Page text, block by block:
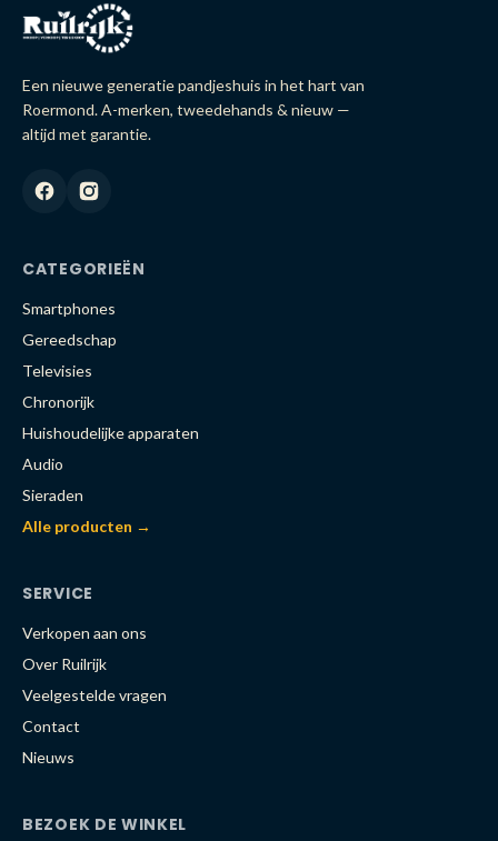
Een nieuwe generatie pandjeshuis in het hart van
Roermond. A-merken, tweedehands & nieuw —
altijd met garantie.
CATEGORIEËN
Smartphones
Gereedschap
Televisies
Chronorijk
Huishoudelijke apparaten
Audio
Sieraden
Alle producten →
SERVICE
Verkopen aan ons
Over Ruilrijk
Veelgestelde vragen
Contact
Nieuws
BEZOEK DE WINKEL